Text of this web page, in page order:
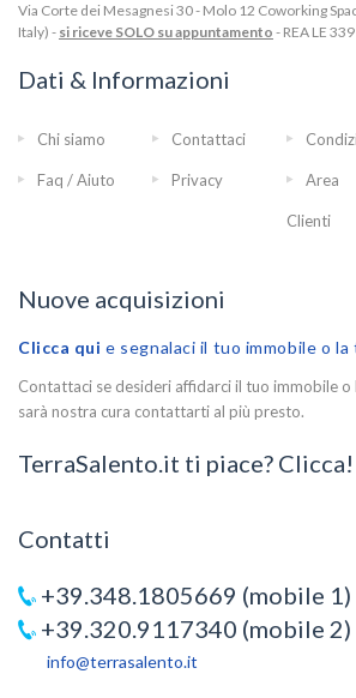
Via Corte dei Mesagnesi 30 - Molo 12 Coworking
Italy) - si riceve SOLO su appuntamento - REA LE
Dati & Informazioni
Chi siamo Contattaci
Faq / Aiuto Privacy Area
Clienti
Nuove acquisizioni
Clicca qui e segnalaci il tuo immobile o
Contattaci se desideri affidarci il tuo immobile
sarà nostra cura contattarti al più presto.
TerraSalento.it ti piace? Clicca!
Contatti
+39.348.1805669 (mobile 1)
+39.320.9117340 (mobile 2)
info@terrasalento.it